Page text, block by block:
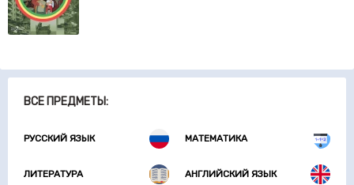
ВСЕ ПРЕДМЕТЫ:
РУССКИЙ ЯЗЫК МАТЕМАТИКА
ЛИТЕРАТУРА АНГЛИЙСКИЙ ЯЗЫК